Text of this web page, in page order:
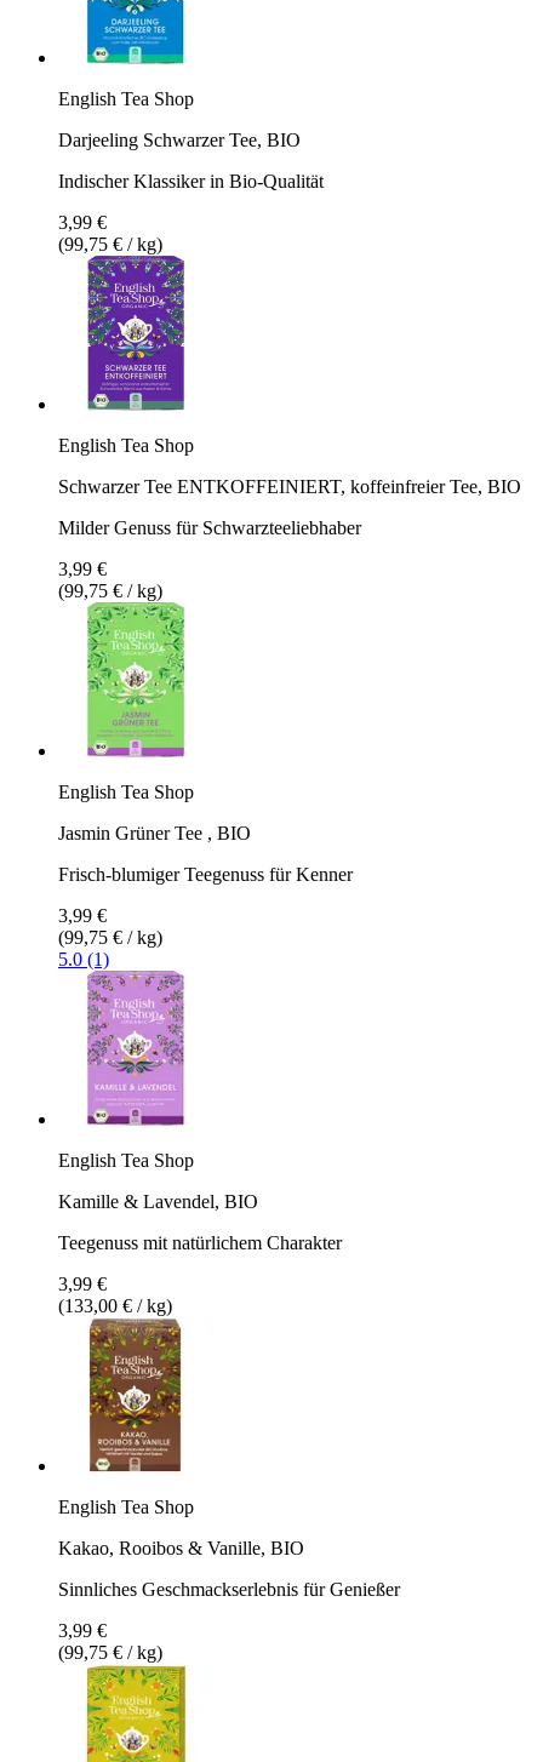
English Tea Shop
Darjeeling Schwarzer Tee, BIO
Indischer Klassiker in Bio-Qualität
3,99 €
(99,75 € / kg)
English Tea Shop
Schwarzer Tee ENTKOFFEINIERT, koffeinfreier Tee, BIO
Milder Genuss für Schwarzteeliebhaber
3,99 €
(99,75 € / kg)
English Tea Shop
Jasmin Grüner Tee , BIO
Frisch-blumiger Teegenuss für Kenner
3,99 €
(99,75 € / kg)
5.0 (1)
English Tea Shop
Kamille & Lavendel, BIO
Teegenuss mit natürlichem Charakter
3,99 €
(133,00 € / kg)
English Tea Shop
Kakao, Rooibos & Vanille, BIO
Sinnliches Geschmackserlebnis für Genießer
3,99 €
(99,75 € / kg)